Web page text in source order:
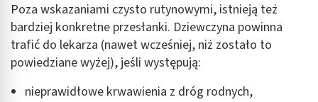
Poza wskazaniami czysto rutynowymi, istnieją też
bardziej konkretne przesłanki. Dziewczyna powinna
trafić do lekarza (nawet wcześniej, niż zostało to
powiedziane wyżej), jeśli występują:
nieprawidłowe krwawienia z dróg rodnych,